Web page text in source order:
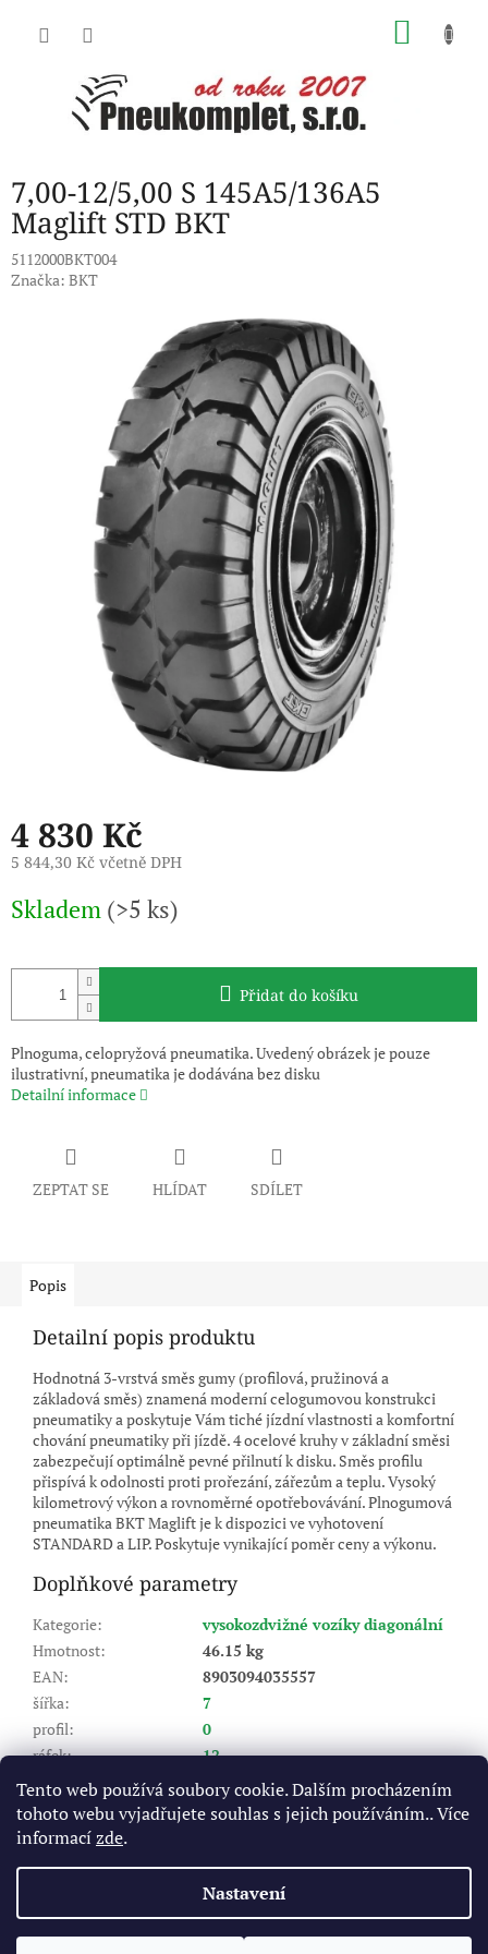
Tento web používá soubory cookie. Dalším procházením
tohoto webu vyjadřujete souhlas s jejich používáním.. Více
informacízde.
Nastavení
7,00-12/5,00 S 145A5/136A5
Maglift STD BKT
5112000BKT004
Značka: BKT
4 830 Kč
5 844,30 Kč včetně DPH
cena:
Skladem (>5 ks)
Přidat do košíku
Plnoguma, celopryžová pneumatika. Uvedený obrázek je pouze
ilustrativní, pneumatika je dodávána bez disku
Detailní informace
ZEPTAT SE HLÍDAT SDÍLET
Popis
Detailní popis produktu
Hodnotná 3-vrstvá směs gumy (profilová, pružinová a
základová směs) znamená moderní celogumovou konstrukci
pneumatiky a poskytuje Vám tiché jízdní vlastnosti a komfortní
chování pneumatiky při jízdě. 4 ocelové kruhy v základní směsi
zabezpečují optimálně pevné přilnutí k disku. Směs profilu
přispívá k odolnosti proti prořezání, zářezům a teplu. Vysoký
kilometrový výkon a rovnoměrné opotřebovávání. Plnogumová
pneumatika BKT Maglift je k dispozici ve vyhotovení
STANDARD a LIP. Poskytuje vynikající poměr ceny a výkonu.
Doplňkové parametry
Kategorie:
vysokozdvižné vozíky diagonální
Hmotnost:
46.15 kg
EAN:
8903094035557
šířka:
7
profil:
0
ráfek:
12
Výrobce pneu (značka)
Dezén:
MAGLIFT
Index nosnosti (LI)